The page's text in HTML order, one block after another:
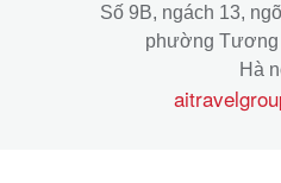
Số 9B, ngách 13,
phường Tương
Hà